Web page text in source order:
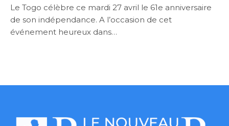
Le Togo célèbre ce mardi 27 avril le 61e anniversaire
de son indépendance. A l’occasion de cet
événement heureux dans…